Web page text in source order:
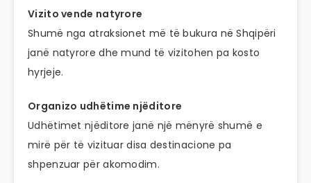
Vizito vende natyrore
Shumë nga atraksionet më të bukura në Shqipëri
janë natyrore dhe mund të vizitohen pa kosto
hyrjeje.
Organizo udhëtime njëditore
Udhëtimet njëditore janë një mënyrë shumë e
mirë për të vizituar disa destinacione pa
shpenzuar për akomodim.